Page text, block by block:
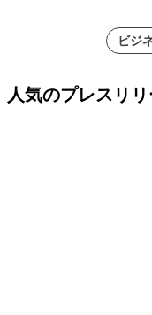
ビジ
人気のプレスリ